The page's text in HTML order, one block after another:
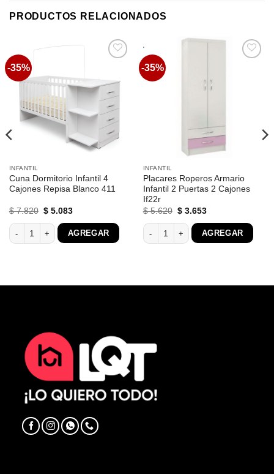
PRODUCTOS RELACIONADOS
-35%
INFANTIL
Cuna Dormitorio Infantil 4
Cajones Repisa Blanco 411
$7.820 El
original
era:
$ 7.820.
$5.083El
actual
es:
$ 5.083.
Cuna Dormitorio Infantil 4 Cajones Repisa Blanco 411 cantidad
AGREGAR
-35%
INFANTIL
Placares Roperos Armario
Infantil 2 Puertas 2 Cajones
If22r
$5.620 El
original
era:
$ 5.620.
$3.653El
actual
es:
$ 3.653.
Placares Roperos Armario Infantil 2
AGREGAR
blanco 051 cantidad